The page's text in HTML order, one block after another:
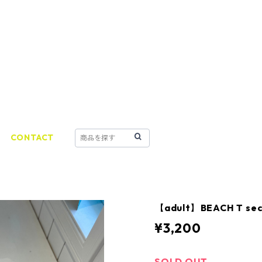
CONTACT
【adult】BEACH T
¥3,200